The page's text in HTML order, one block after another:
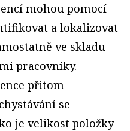
mohou pomocí
a lokalizovat
ve skladu
pracovníky.
přitom
se
je velikost položky